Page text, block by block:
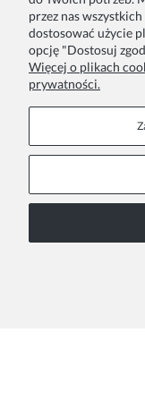
Twoje zamówienia
Zwroty i reklamacje
Formy płatności
Czas i koszty
przez nas
dostosować użycie
opcję "Dostosuj
Więcej o plikach
prywatności.